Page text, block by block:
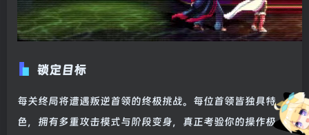
锁定目标
每关终局将遭遇叛逆首领的终极挑战。每位首领皆独具特
色，拥有多重攻击模式与阶段变身，真正考验你的操作极